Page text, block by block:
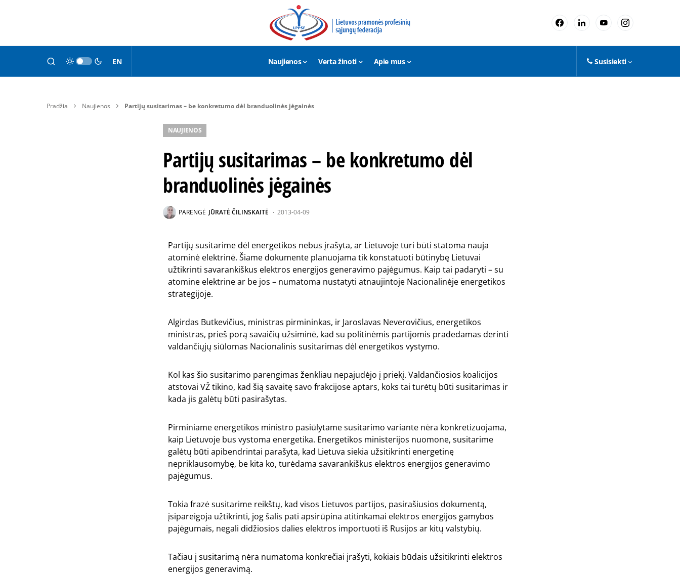
EN Naujienos Verta žinoti Apie mus Susisiekti
Pradžia Naujienos Partijų susitarimas – be konkretumo dėl branduolinės jėgainės
NAUJIENOS
Partijų susitarimas – be konkretumo dėl
branduolinės jėgainės
PARENGĖ JŪRATĖ ČILINSKAITĖ 2013-04-09
Partijų susitarime dėl energetikos nebus įrašyta, ar Lietuvoje turi būti statoma nauja
atominė elektrinė. Šiame dokumente planuojama tik konstatuoti būtinybę Lietuvai
užtikrinti savarankiškus elektros energijos generavimo pajėgumus. Kaip tai padaryti – su
atomine elektrine ar be jos – numatoma nustatyti atnaujintoje Nacionalinėje energetikos
strategijoje.
Algirdas Butkevičius, ministras pirmininkas, ir Jaroslavas Neverovičius, energetikos
ministras, prieš porą savaičių užsiminė, kad su politinėmis partijomis pradedamas derinti
valdančiųjų siūlomas Nacionalinis susitarimas dėl energetikos vystymo.
Kol kas šio susitarimo parengimas ženkliau nepajudėjo į priekį. Valdančiosios koalicijos
atstovai VŽ tikino, kad šią savaitę savo frakcijose aptars, koks tai turėtų būti susitarimas ir
kada jis galėtų būti pasirašytas.
Pirminiame energetikos ministro pasiūlytame susitarimo variante nėra konkretizuojama,
kaip Lietuvoje bus vystoma energetika. Energetikos ministerijos nuomone, susitarime
galėtų būti apibendrintai parašyta, kad Lietuva siekia užsitikrinti energetinę
nepriklausomybę, be kita ko, turėdama savarankiškus elektros energijos generavimo
pajėgumus.
Tokia frazė susitarime reikštų, kad visos Lietuvos partijos, pasirašiusios dokumentą,
įsipareigoja užtikrinti, jog šalis pati apsirūpina atitinkamai elektros energijos gamybos
pajėgumais, negali didžiosios dalies elektros importuoti iš Rusijos ar kitų valstybių.
Tačiau į susitarimą nėra numatoma konkrečiai įrašyti, kokiais būdais užsitikrinti elektros
energijos generavimą.